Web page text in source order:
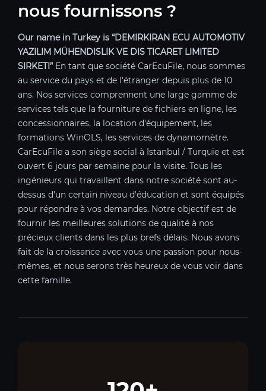
nous fournissons ?
Our name in Turkey is “DEMIRKIRAN ECU AUTOMOTIV
YAZILIM MÜHENDISLIK VE DIS TICARET LIMITED
SIRKETI”En tant que société CarEcuFile, nous sommes
au service du pays et de l'étranger depuis plus de 10
ans. Nos services comprennent une large gamme de
services tels que la fourniture de fichiers en ligne, les
concessionnaires, la location d'équipement, les
formations WinOLS, les services de dynamomètre.
CarEcuFile a son siège social à Istanbul / Turquie et est
ouvert 6 jours par semaine pour la visite. Tous les
ingénieurs qui travaillent dans notre société sont au-
dessus d'un certain niveau d'éducation et sont équipés
pour répondre à vos demandes. Notre objectif est de
fournir les meilleures solutions de qualité à nos
précieux clients dans les plus brefs délais. Nous avons
fait de la croissance avec vous une passion pour nous-
mêmes, et nous serons très heureux de vous voir dans
cette famille.